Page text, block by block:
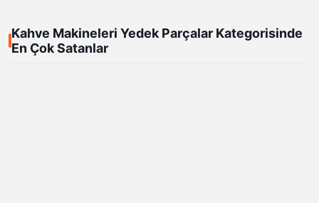
Kahve Makineleri Yedek Parçalar Kategorisinde
En Çok Satanlar